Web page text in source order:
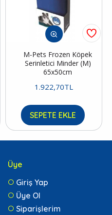
M-Pets Frozen Köpek
Serinletici Minder (M)
65x50cm
1.922,70TL
SEPETE EKLE
Üye
Giriş Yap
Üye Ol
Siparişlerim